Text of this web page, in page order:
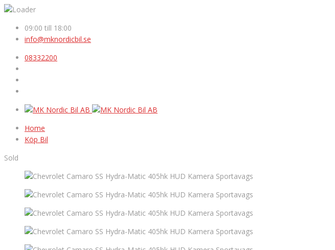
09:00 till 18:00
info@mknordicbil.se
08332200
Home
Köp Bil
Sold